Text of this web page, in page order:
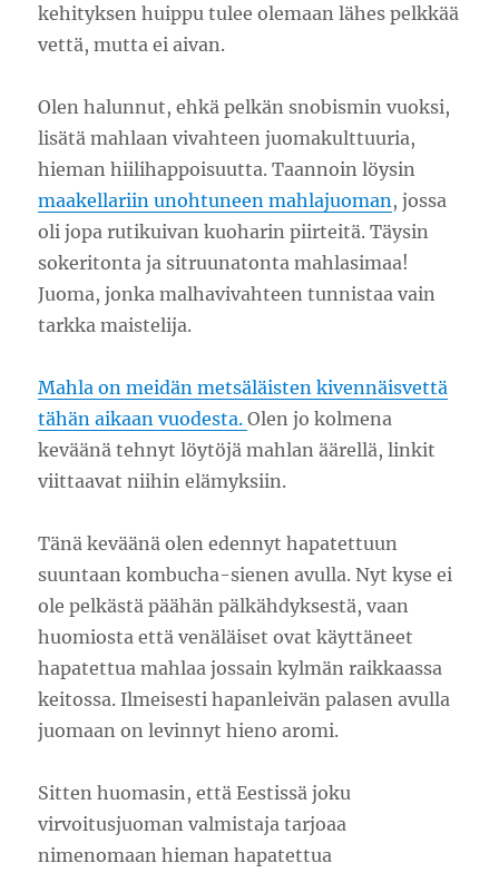
kehityksen huippu tulee olemaan lähes pelkkää
vettä, mutta ei aivan.
Olen halunnut, ehkä pelkän snobismin vuoksi,
lisätä mahlaan vivahteen juomakulttuuria,
hieman hiilihappoisuutta. Taannoin löysin
maakellariin unohtuneen mahlajuoman , jossa
oli jopa rutikuivan kuoharin piirteitä. Täysin
sokeritonta ja sitruunatonta mahlasimaa!
Juoma, jonka malhavivahteen tunnistaa vain
tarkka maistelija.
Mahla on meidän metsäläisten kivennäisvettä
tähän aikaan vuodesta.Olen jo kolmena
keväänä tehnyt löytöjä mahlan äärellä, linkit
viittaavat niihin elämyksiin.
Tänä keväänä olen edennyt hapatettuun
suuntaan kombucha-sienen avulla. Nyt kyse ei
ole pelkästä päähän pälkähdyksestä, vaan
huomiosta että venäläiset ovat käyttäneet
hapatettua mahlaa jossain kylmän raikkaassa
keitossa. Ilmeisesti hapanleivän palasen avulla
juomaan on levinnyt hieno aromi.
Sitten huomasin, että Eestissä joku
virvoitusjuoman valmistaja tarjoaa
nimenomaan hieman hapatettua